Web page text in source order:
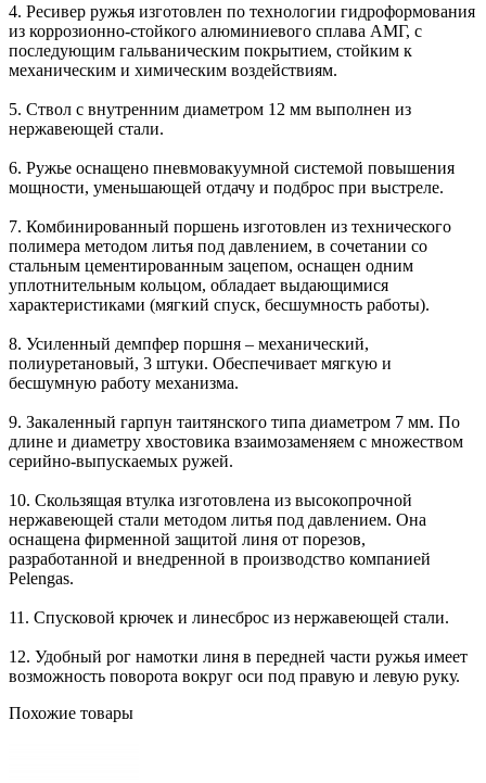
4. Ресивер ружья изготовлен по технологии гидроформования
из коррозионно-стойкого алюминиевого сплава АМГ, с
последующим гальваническим покрытием, стойким к
механическим и химическим воздействиям.
5. Ствол с внутренним диаметром 12 мм выполнен из
нержавеющей стали.
6. Ружье оснащено пневмовакуумной системой повышения
мощности, уменьшающей отдачу и подброс при выстреле.
7. Комбинированный поршень изготовлен из технического
полимера методом литья под давлением, в сочетании со
стальным цементированным зацепом, оснащен одним
уплотнительным кольцом, обладает выдающимися
характеристиками (мягкий спуск, бесшумность работы).
8. Усиленный демпфер поршня – механический,
полиуретановый, 3 штуки. Обеспечивает мягкую и
бесшумную работу механизма.
9. Закаленный гарпун таитянского типа диаметром 7 мм. По
длине и диаметру хвостовика взаимозаменяем с множеством
серийно-выпускаемых ружей.
10. Скользящая втулка изготовлена из высокопрочной
нержавеющей стали методом литья под давлением. Она
оснащена фирменной защитой линя от порезов,
разработанной и внедренной в производство компанией
Pelengas.
11. Спусковой крючек и линесброс из нержавеющей стали.
12. Удобный рог намотки линя в передней части ружья имеет
возможность поворота вокруг оси под правую и левую руку.
Похожие товары